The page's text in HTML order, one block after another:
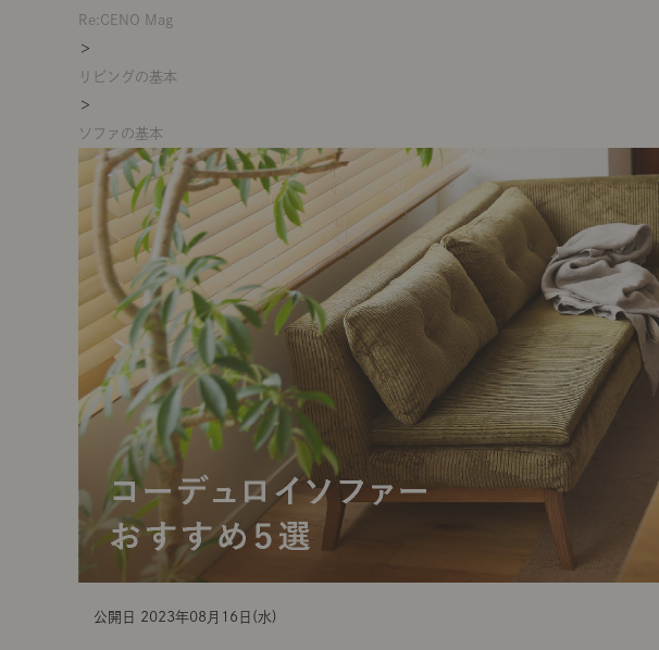
g
n
a
g
a
t
i
n
Re:CENO Mag
＞
リビングの基本
＞
ソファの基本
公開日 2023年08月16日(水)